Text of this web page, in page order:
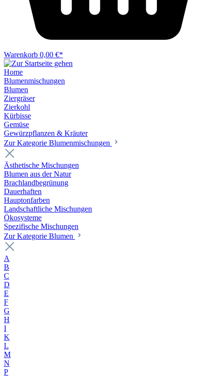
Warenkorb 0,00 €*
Home
Blumenmischungen
Blumen
Ziergräser
Zierkohl
Kürbisse
Gemüse
Gewürzpflanzen & Kräuter
Zur Kategorie Blumenmischungen
Ästhetische Mischungen
Blumen aus der Natur
Brachlandbegrünung
Dauerhaften
Hauptonfarben
Landschaftliche Mischungen
Ökosysteme
Spezifische Mischungen
Zur Kategorie Blumen
A
B
C
D
E
F
G
H
I
K
L
M
N
P